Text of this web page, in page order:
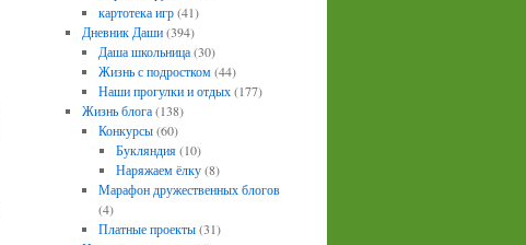
картотека игр(41)
Дневник Даши(394)
Даша школьница(30)
Жизнь с подростком(44)
Наши прогулки и отдых(177)
Жизнь блога(138)
Конкурсы(60)
Букляндия(10)
Наряжаем ёлку(8)
Марафон дружественных блогов
(4)
Платные проекты(31)